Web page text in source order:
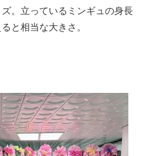
。立っているミンギュの身長
と相当な大きさ。